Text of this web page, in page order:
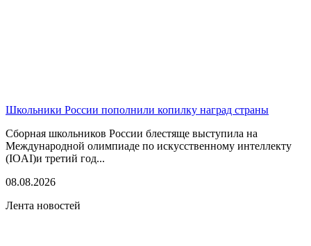
Школьники России пополнили копилку наград страны
Сборная школьников России блестяще выступила на
Международной олимпиаде по искусственному интеллекту
(IOAI)и третий год...
08.08.2026
Лента новостей